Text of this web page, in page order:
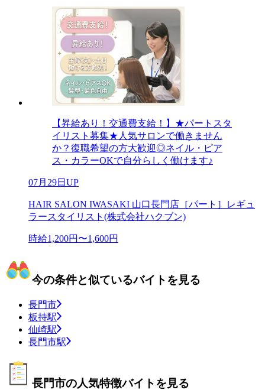
【昇給あり！交通費支給！】★パートスタ
イリスト募集★人気サロンで働きません
か？復職希望の方大歓迎◎ネイル・ピア
ス・カラーOKで自分らしく働けます♪
07月29日UP
HAIR SALON IWASAKI 山口長門店［パート］レギュ
ラースタイリスト(株式会社ハクブン)
時給1,200円〜1,600円
今の条件と似ているバイトを見る
長門市
板持駅
仙崎駅
長門市駅
長門市の人気特徴バイトを見る